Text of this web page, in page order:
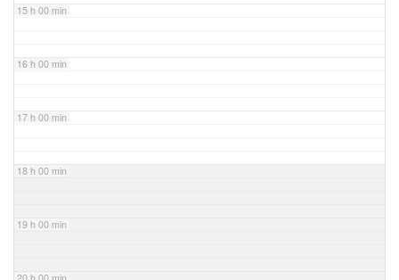
15 h 00 min
16 h 00 min
17 h 00 min
18 h 00 min
19 h 00 min